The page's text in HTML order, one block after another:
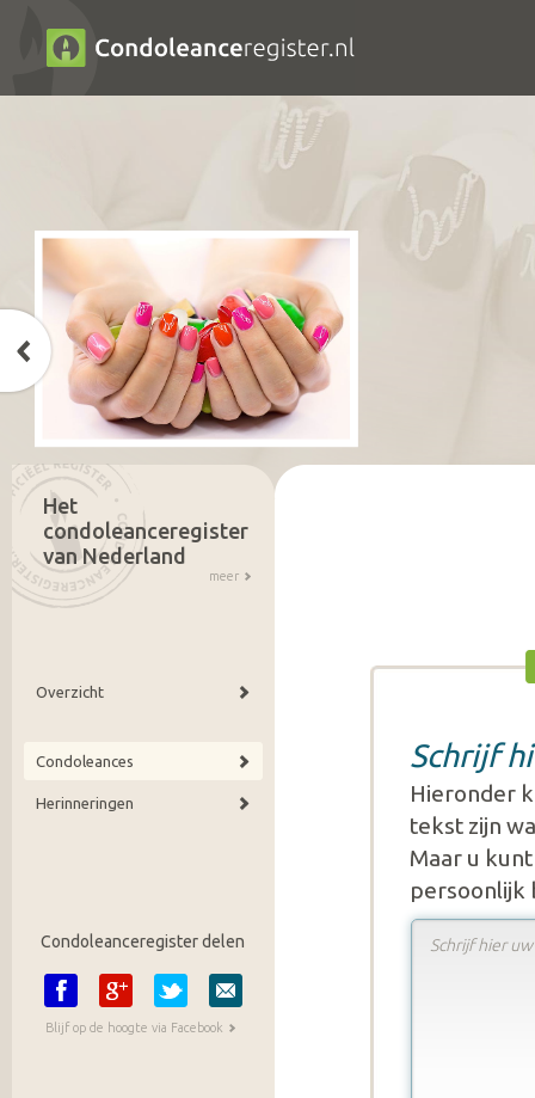
Schrijf
Hieronder
tekst zijn
Maar u
persoonlijk
Het
condoleanceregister
van Nederland
meer
Overzicht
Condoleances
Herinneringen
Condoleanceregister delen
Blijf op de hoogte via Facebook